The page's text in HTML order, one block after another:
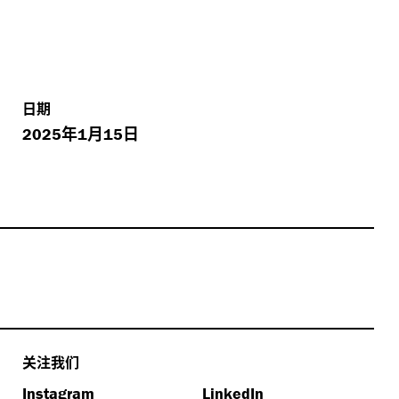
日期
2025年1月15日
关注我们
Instagram LinkedIn